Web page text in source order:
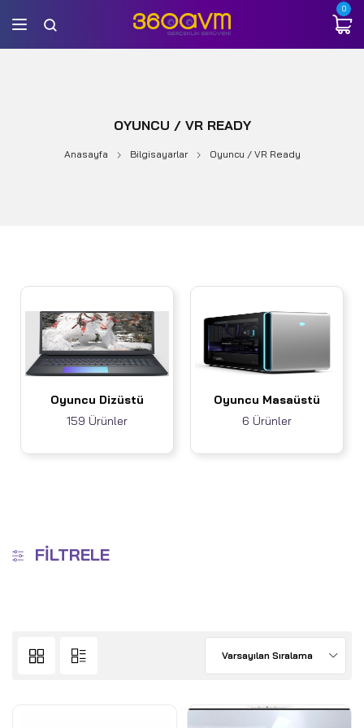
0
OYUNCU / VR READY
Anasayfa Bilgisayarlar Oyuncu / VR Ready
Oyuncu Dizüstü
159 Ürünler
Oyuncu Masaüstü
6 Ürünler
FILTRELE
Varsayılan Sıralama